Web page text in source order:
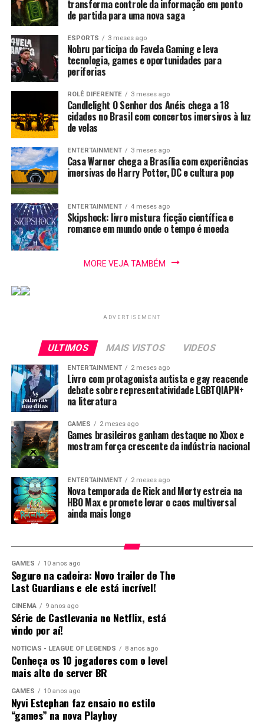
A pesquisa conclui que o faturamento total dos dez
jogadores mais bem-sucedidos na lista em 2023 é de US$
808.298,00, superando a marca de R$ 4 milhões.
Comments
comments
Matérias relacionadas
Explorando a
Cassinos
Virtuais
BGS 2023 trará
Games
Novo lote de
partir de hoje
Compartilhe isso:
Clique
para
compartilhar
no
Twitter(abre
em
nova
janela)
Clique
compartilhar
no
Facebook(abre
em
nova
Curtir isso:
Carregando...
transforma controle da informação em ponto
de partida para uma nova saga
ESPORTS 3 meses ago
Nobru participa do Favela Gaming e leva
tecnologia, games e oportunidades para
periferias
ROLÊ DIFERENTE 3 meses ago
Candlelight O Senhor dos Anéis chega a 18
cidades no Brasil com concertos imersivos à luz
de velas
ENTERTAINMENT 3 meses ago
Casa Warner chega a Brasília com experiências
imersivas de Harry Potter, DC e cultura pop
ENTERTAINMENT 4 meses ago
Skipshock: livro mistura ficção científica e
romance em mundo onde o tempo é moeda
MORE VEJA TAMBÉM
ADVERTISEMENT
ULTIMOS MAIS VISTOS VIDEOS
ENTERTAINMENT 2 meses ago
Livro com protagonista autista e gay reacende
debate sobre representatividade LGBTQIAPN+
na literatura
GAMES 2 meses ago
Games brasileiros ganham destaque no Xbox e
mostram força crescente da indústria nacional
ENTERTAINMENT 2 meses ago
Nova temporada de Rick and Morty estreia na
HBO Max e promete levar o caos multiversal
ainda mais longe
GAMES 10 anos ago
Segure na cadeira: Novo trailer de The
Last Guardians e ele está incrível!
CINEMA 9 anos ago
Série de Castlevania no Netflix, está
vindo por aí!
NOTÍCIAS - LEAGUE OF LEGENDS 8 anos ago
Conheça os 10 jogadores com o level
mais alto do server BR
GAMES 10 anos ago
Nyvi Estephan faz ensaio no estilo
“games” na nova Playboy